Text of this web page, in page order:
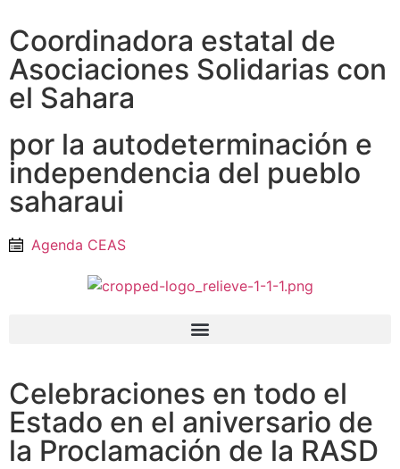
Coordinadora estatal de
Asociaciones Solidarias con
el Sahara
por la autodeterminación e
independencia del pueblo
saharaui
Agenda CEAS
Celebraciones en todo el
Estado en el aniversario de
la Proclamación de la RASD